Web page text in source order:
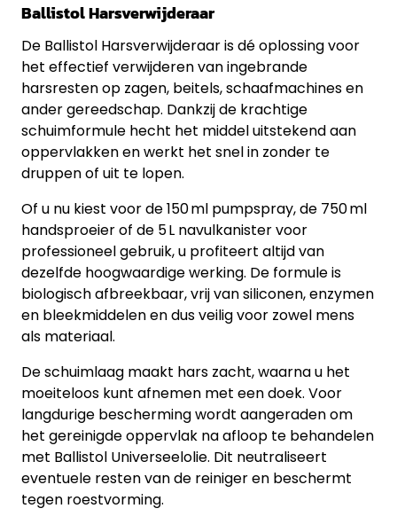
Ballistol Harsverwijderaar
De Ballistol Harsverwijderaar is dé oplossing voor
het effectief verwijderen van ingebrande
harsresten op zagen, beitels, schaafmachines en
ander gereedschap. Dankzij de krachtige
schuimformule hecht het middel uitstekend aan
oppervlakken en werkt het snel in zonder te
druppen of uit te lopen.
Of u nu kiest voor de 150 ml pumpspray, de 750 ml
handsproeier of de 5 L navulkanister voor
professioneel gebruik, u profiteert altijd van
dezelfde hoogwaardige werking. De formule is
biologisch afbreekbaar, vrij van siliconen, enzymen
en bleekmiddelen en dus veilig voor zowel mens
als materiaal.
De schuimlaag maakt hars zacht, waarna u het
moeiteloos kunt afnemen met een doek. Voor
langdurige bescherming wordt aangeraden om
het gereinigde oppervlak na afloop te behandelen
met Ballistol Universeelolie. Dit neutraliseert
eventuele resten van de reiniger en beschermt
tegen roestvorming.